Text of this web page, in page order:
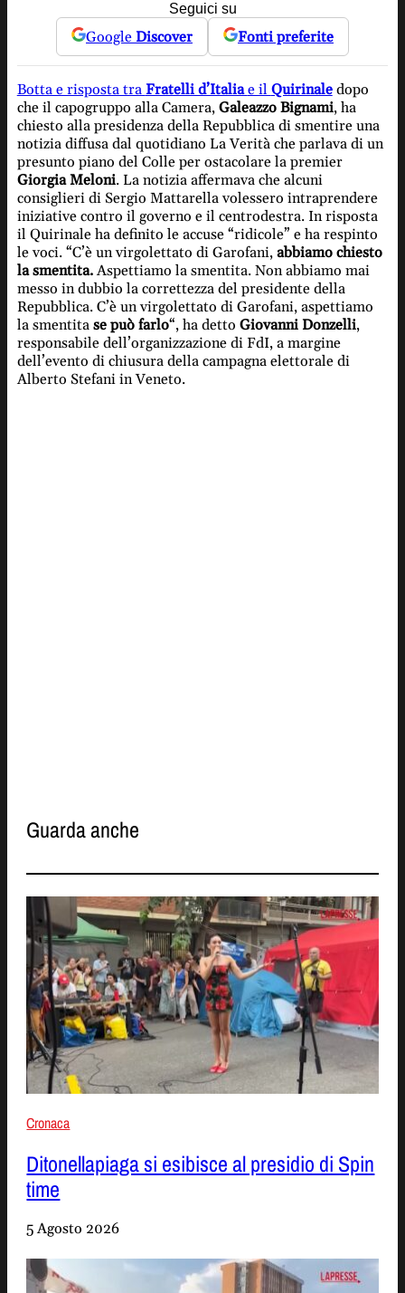
Seguici su
Google Discover Fonti preferite
Botta e risposta tra Fratelli d’Italiae il Quirinale dopo
che il capogruppo alla Camera, Galeazzo Bignami, ha
chiesto alla presidenza della Repubblica di smentire una
notizia diffusa dal quotidiano La Verità che parlava di un
presunto piano del Colle per ostacolare la premier
Giorgia Meloni. La notizia affermava che alcuni
consiglieri di Sergio Mattarella volessero intraprendere
iniziative contro il governo e il centrodestra. In risposta
il Quirinale ha definito le accuse “ridicole” e ha respinto
le voci. “C’è un virgolettato di Garofani, abbiamo chiesto
la smentita.Aspettiamo la smentita. Non abbiamo mai
messo in dubbio la correttezza del presidente della
Repubblica. C’è un virgolettato di Garofani, aspettiamo
la smentitase può farlo“, ha detto Giovanni Donzelli,
responsabile dell’organizzazione di FdI, a margine
dell’evento di chiusura della campagna elettorale di
Alberto Stefani in Veneto.
Guarda anche
Cronaca
Ditonellapiaga si esibisce al presidio di Spin
time
5 Agosto 2026